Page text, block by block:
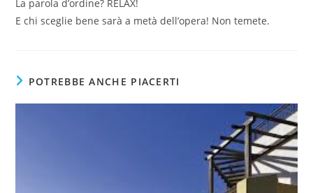
La parola d’ordine? RELAX!
E chi sceglie bene sarà a metà dell’opera! Non temete.
POTREBBE ANCHE PIACERTI